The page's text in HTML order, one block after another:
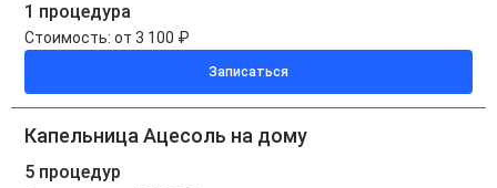
1 процедура
Стоимость: от 3 100 ₽
Записаться
Капельница Ацесоль на дому
5 процедур